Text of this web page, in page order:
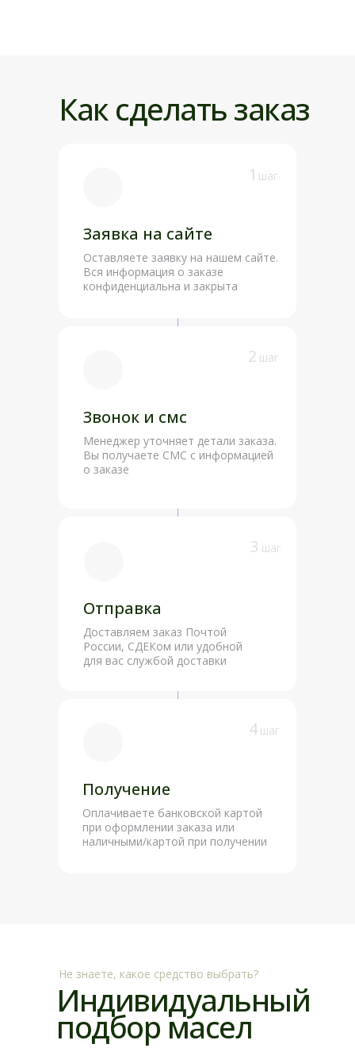
Как сделать заказ
Заявка на сайте
Оставляете заявку на нашем сайте.
Вся информация о заказе
конфиденциальна и закрыта
Звонок и смс
Менеджер уточняет детали заказа.
Вы получаете СМС с информацией
о заказе
Отправка
Доставляем заказ Почтой
России, СДЕКом или удобной
для вас службой доставки
Получение
Оплачиваете банковской картой
при оформлении заказа или
наличными/картой при получении
1 шаг
2 шаг
3 шаг
4 шаг
Индивидуальный
подбор масел
Не знаете, какое средство выбрать?